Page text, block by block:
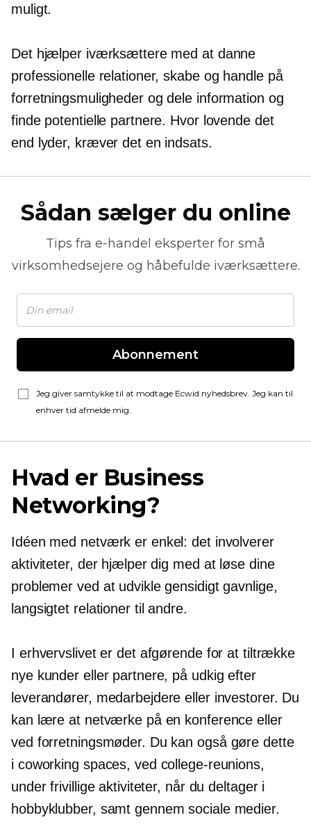
muligt.
Det hjælper iværksættere med at danne
professionelle relationer, skabe og handle på
forretningsmuligheder og dele information og
finde potentielle partnere. Hvor lovende det
end lyder, kræver det en indsats.
Sådan sælger du online
Tips fra e-handel eksperter for små
virksomhedsejere og håbefulde iværksættere.
Abonnement
Jeg giver samtykke til at modtage Ecwid nyhedsbrev. Jeg kan til
enhver tid afmelde mig.
Hvad er Business
Networking?
Idéen med netværk er enkel: det involverer
aktiviteter, der hjælper dig med at løse dine
problemer ved at udvikle gensidigt gavnlige,
langsigtet relationer til andre.
I erhvervslivet er det afgørende for at tiltrække
nye kunder eller partnere, på udkig efter
leverandører, medarbejdere eller investorer. Du
kan lære at netværke på en konference eller
ved forretningsmøder. Du kan også gøre dette
i coworking spaces, ved college-reunions,
under frivillige aktiviteter, når du deltager i
hobbyklubber, samt gennem sociale medier.